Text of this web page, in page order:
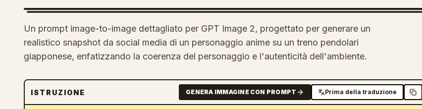
Un prompt image-to-image dettagliato per GPT Image 2, progettato per generare un
realistico snapshot da social media di un personaggio anime su un treno pendolari
giapponese, enfatizzando la coerenza del personaggio e l'autenticità dell'ambiente.
ISTRUZIONE GENERA IMMAGINE CON PROMPT Prima della traduzione